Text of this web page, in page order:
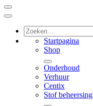
Startpagina
Shop
Onderhoud
Verhuur
Centix
Stof beheersing